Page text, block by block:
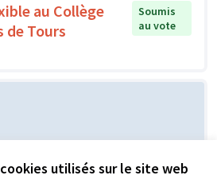
utilisés sur le site web
au Collège
de Tours
Soumis
au vote